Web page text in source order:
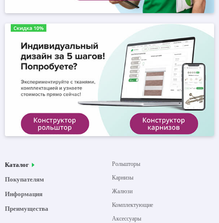
Каталог
Покупателям
Информация
Преимущества
Рольшторы
Карнизы
Жалюзи
Комплектующие
Аксессуары